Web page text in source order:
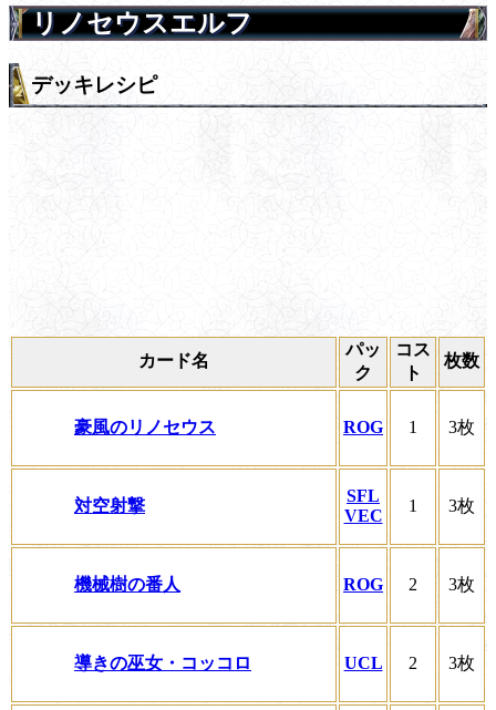
リノセウスエルフ
デッキレシピ
カード名
パッ
ク
コス
ト
枚数
豪風のリノセウス ROG 1 3枚
対空射撃
SFL
VEC
1 3枚
機械樹の番人 ROG 2 3枚
導きの巫女・コッコロ UCL 2 3枚